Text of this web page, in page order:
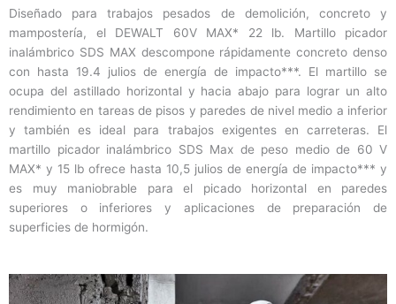
Diseñado para trabajos pesados ​​de demolición, concreto y
mampostería, el DEWALT 60V MAX* 22 lb. Martillo picador
inalámbrico SDS MAX descompone rápidamente concreto denso
con hasta 19.4 julios de energía de impacto***. El martillo se
ocupa del astillado horizontal y hacia abajo para lograr un alto
rendimiento en tareas de pisos y paredes de nivel medio a inferior
y también es ideal para trabajos exigentes en carreteras. El
martillo picador inalámbrico SDS Max de peso medio de 60 V
MAX* y 15 lb ofrece hasta 10,5 julios de energía de impacto*** y
es muy maniobrable para el picado horizontal en paredes
superiores o inferiores y aplicaciones de preparación de
superficies de hormigón.